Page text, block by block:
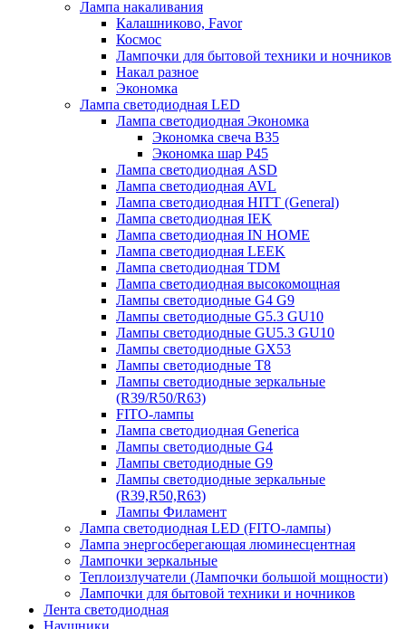
Лампа накаливания
Калашниково, Favor
Космос
Лампочки для бытовой техники и ночников
Накал разное
Экономка
Лампа светодиодная LED
Лампа светодиодная Экономка
Экономка свеча B35
Экономка шар P45
Лампа светодиодная ASD
Лампа светодиодная AVL
Лампа светодиодная HITT (General)
Лампа светодиодная IEK
Лампа светодиодная IN HOME
Лампа светодиодная LEEK
Лампа светодиодная TDM
Лампа светодиодная высокомощная
Лампы светодиодные G4 G9
Лампы светодиодные G5.3 GU10
Лампы светодиодные GU5.3 GU10
Лампы светодиодные GX53
Лампы светодиодные T8
Лампы светодиодные зеркальные
(R39/R50/R63)
FITO-лампы
Лампа светодиодная Generica
Лампы светодиодные G4
Лампы светодиодные G9
Лампы светодиодные зеркальные
(R39,R50,R63)
Лампы Филамент
Лампа светодиодная LED (FITO-лампы)
Лампа энергосберегающая люминесцентная
Лампочки зеркальные
Теплоизлучатели (Лампочки большой мощности)
Лампочки для бытовой техники и ночников
Лента светодиодная
Наушники